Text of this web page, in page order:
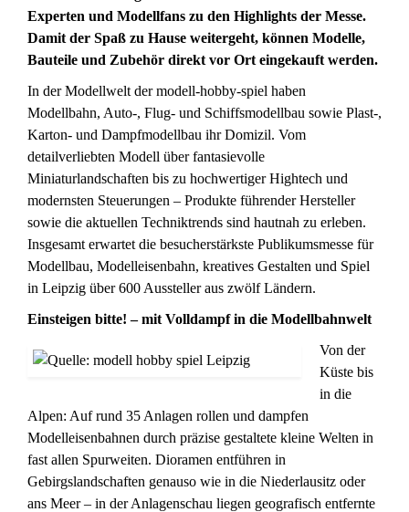
Experten und Modellfans zu den Highlights der Messe.
Damit der Spaß zu Hause weitergeht, können Modelle,
Bauteile und Zubehör direkt vor Ort eingekauft werden.
In der Modellwelt der modell-hobby-spiel haben
Modellbahn, Auto-, Flug- und Schiffsmodellbau sowie Plast-,
Karton- und Dampfmodellbau ihr Domizil. Vom
detailverliebten Modell über fantasievolle
Miniaturlandschaften bis zu hochwertiger Hightech und
modernsten Steuerungen – Produkte führender Hersteller
sowie die aktuellen Techniktrends sind hautnah zu erleben.
Insgesamt erwartet die besucherstärkste Publikumsmesse für
Modellbau, Modelleisenbahn, kreatives Gestalten und Spiel
in Leipzig über 600 Aussteller aus zwölf Ländern.
Einsteigen bitte! – mit Volldampf in die Modellbahnwelt
Von der
Küste bis
in die
Alpen: Auf rund 35 Anlagen rollen und dampfen
Modelleisenbahnen durch präzise gestaltete kleine Welten in
fast allen Spurweiten. Dioramen entführen in
Gebirgslandschaften genauso wie in die Niederlausitz oder
ans Meer – in der Anlagenschau liegen geografisch entfernte